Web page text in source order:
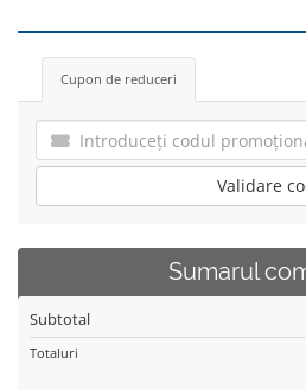
Cupon de reduceri
Validare
Sumarul
Subtotal
Totaluri